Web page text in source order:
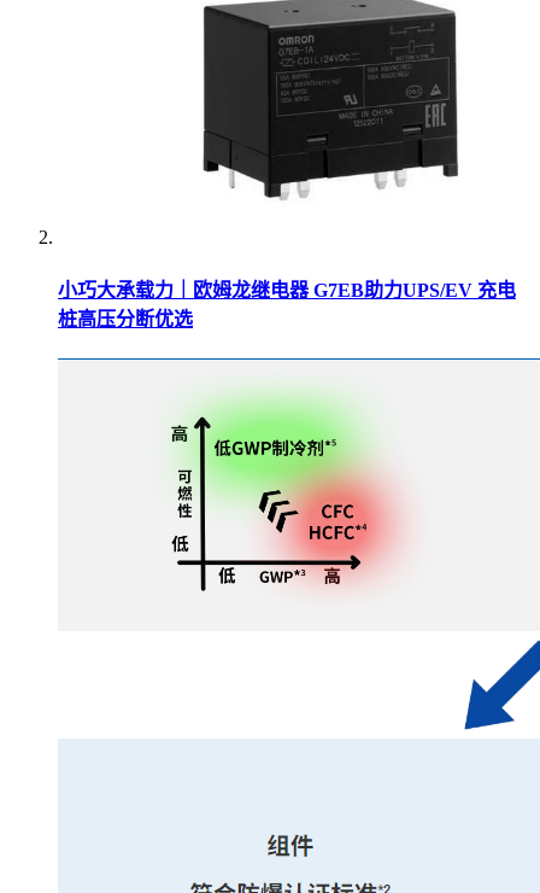
小巧大承载力｜欧姆龙继电器 G7EB助力UPS/EV 充电
桩高压分断优选